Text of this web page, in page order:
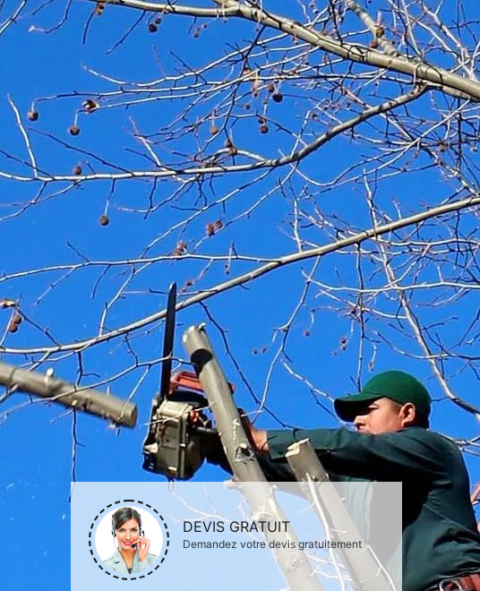
DEVIS GRATUIT
Demandez votre devis gratuitement